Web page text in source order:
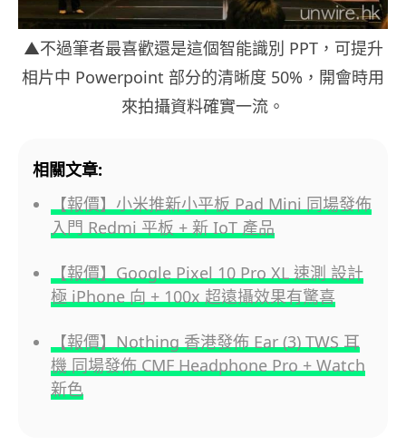
▲不過筆者最喜歡還是這個智能識別 PPT，可提升
相片中 Powerpoint 部分的清晰度 50%，開會時用
來拍攝資料確實一流。
相關文章:
【報價】小米推新小平板 Pad Mini 同場發佈
入門 Redmi 平板 + 新 IoT 產品
【報價】Google Pixel 10 Pro XL 速測 設計
極 iPhone 向 + 100x 超遠攝效果有驚喜
【報價】Nothing 香港發佈 Ear (3) TWS 耳
機 同場發佈 CMF Headphone Pro + Watch
新色